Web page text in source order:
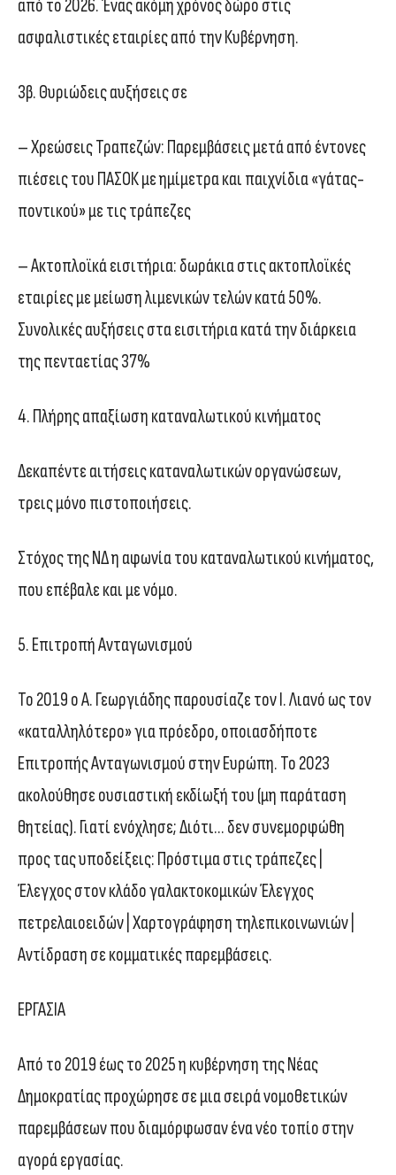
από το 2026. Ένας ακόμη χρόνος δώρο στις
ασφαλιστικές εταιρίες από την Κυβέρνηση.
3β. Θυριώδεις αυξήσεις σε
– Χρεώσεις Τραπεζών: Παρεμβάσεις μετά από έντονες
πιέσεις του ΠΑΣΟΚ με ημίμετρα και παιχνίδια «γάτας-
ποντικού» με τις τράπεζες
– Ακτοπλοϊκά εισιτήρια: δωράκια στις ακτοπλοϊκές
εταιρίες με μείωση λιμενικών τελών κατά 50%.
Συνολικές αυξήσεις στα εισιτήρια κατά την διάρκεια
της πενταετίας 37%
4. Πλήρης απαξίωση καταναλωτικού κινήματος
Δεκαπέντε αιτήσεις καταναλωτικών οργανώσεων,
τρεις μόνο πιστοποιήσεις.
Στόχος της ΝΔ η αφωνία του καταναλωτικού κινήματος,
που επέβαλε και με νόμο.
5. Επιτροπή Ανταγωνισμού
Το 2019 ο Α. Γεωργιάδης παρουσίαζε τον Ι. Λιανό ως τον
«καταλληλότερο» για πρόεδρο, οποιασδήποτε
Επιτροπής Ανταγωνισμού στην Ευρώπη. Το 2023
ακολούθησε ουσιαστική εκδίωξή του (μη παράταση
θητείας). Γιατί ενόχλησε; Διότι… δεν συνεμορφώθη
προς τας υποδείξεις: Πρόστιμα στις τράπεζες |
Έλεγχος στον κλάδο γαλακτοκομικών Έλεγχος
πετρελαιοειδών | Χαρτογράφηση τηλεπικοινωνιών |
Αντίδραση σε κομματικές παρεμβάσεις.
ΕΡΓΑΣΙΑ
Από το 2019 έως το 2025 η κυβέρνηση της Νέας
Δημοκρατίας προχώρησε σε μια σειρά νομοθετικών
παρεμβάσεων που διαμόρφωσαν ένα νέο τοπίο στην
αγορά εργασίας.